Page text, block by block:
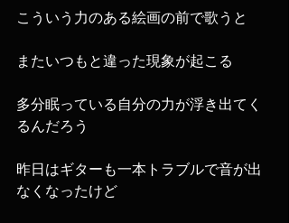
こういう力のある絵画の前で歌うと
またいつもと違った現象が起こる
多分眠っている自分の力が浮き出てく
るんだろう
昨日はギターも一本トラブルで音が出
なくなったけど